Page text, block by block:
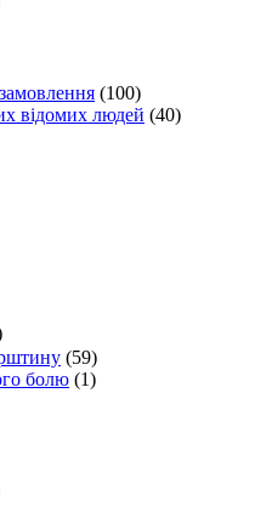
(100)
відомих людей (40)
(59)
болю (1)